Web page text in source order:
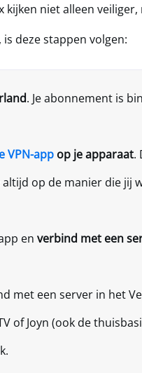
kijken niet alleen
deze stappen volgen:
. Je abonnement is
VPN-app op je apparaat.
op de manier die jij
en verbind met een
met een server in het
of Joyn (ook de